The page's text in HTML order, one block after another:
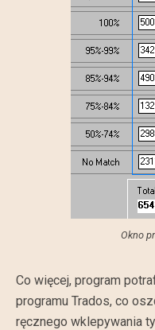
Okno
Co więcej, program
programu Trados, co
ręcznego wklepywania